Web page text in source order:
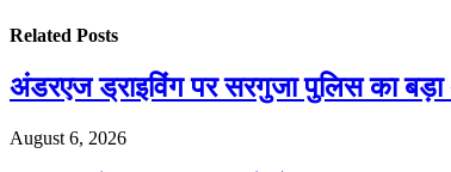
Related Posts
अंडरएज ड्राइविंग पर सरगुजा पुलिस का
August 6, 2026